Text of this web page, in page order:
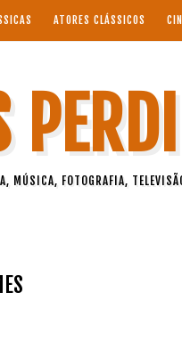
ATORES CLÁSSICOS
MÚSICA, FOTOGRAFIA,